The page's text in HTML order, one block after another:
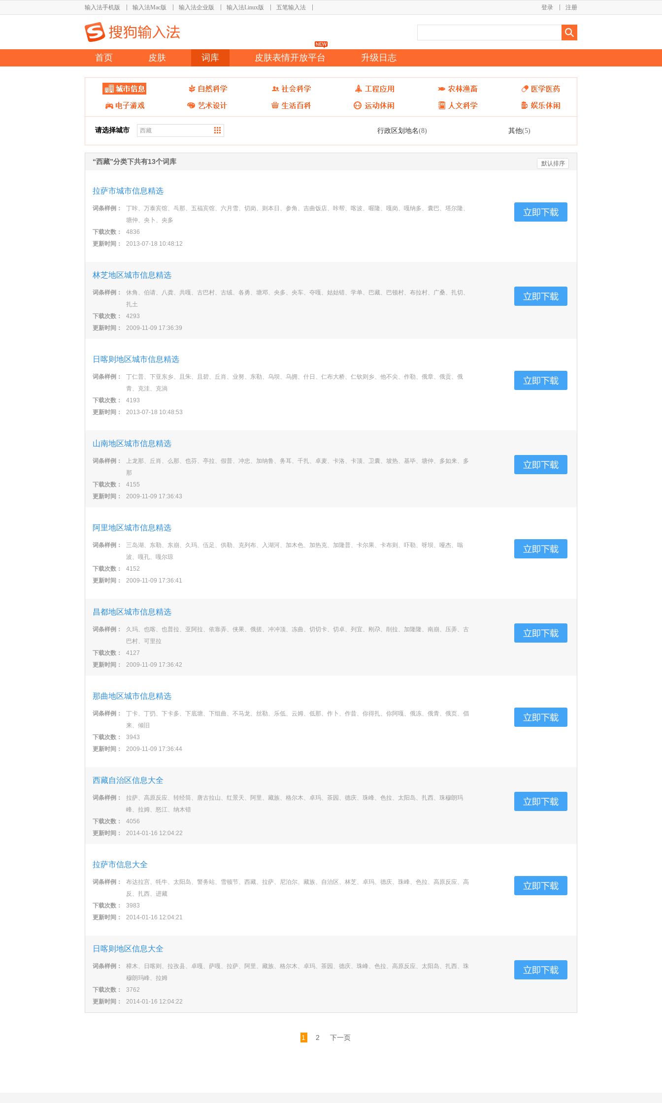
输入法手机版 输入法Mac版 输入法企业版 输入法Linux版 五笔输入法 注册
登录
首页 皮肤 词库 皮肤表情开放平台 升级日志
请选择城市 行政区划地名(8) 其他(5)
“西藏”分类下共有13个词库 默认排序
拉萨市城市信息精选
词条样例：
丁咔、万泰宾馆、乓那、五福宾馆、六月雪、切岗、则本日、参角、吉曲饭店、咔帮、喀波、喔隆、嘎岗、嘎纳多、囊巴、塔尔隆、
塘仲、央卜、央多
下载次数：
4836
更新时间：
2013-07-18 10:48:12
林芝地区城市信息精选
词条样例：
休角、伯请、八龚、共嘎、古巴村、古绒、各勇、塘邓、央多、央车、夺嘎、姑姑错、学单、巴藏、巴顿村、布拉村、广桑、扎切、
扎土
下载次数：
4293
更新时间：
2009-11-09 17:36:39
日喀则地区城市信息精选
词条样例：
丁仁普、下亚东乡、且朱、且碧、丘肖、业努、东勒、乌坝、乌拥、什日、仁布大桥、仁钦则乡、他不尖、作勒、俄章、俄贡、俄
青、克洼、克淌
下载次数：
4193
更新时间：
2013-07-18 10:48:53
山南地区城市信息精选
词条样例：
上龙那、丘肖、么那、也芬、亭拉、假普、冲忠、加纳鲁、务耳、千扎、卓麦、卡洛、卡顶、卫囊、坡热、基毕、塘仲、多如来、多
那
下载次数：
4155
更新时间：
2009-11-09 17:36:43
阿里地区城市信息精选
词条样例：
三岛湖、东勒、东崩、久玛、伍足、供勒、克列布、入湖河、加木色、加热克、加隆普、卡尔果、卡布则、吓勒、呀坝、哑杰、嗡
波、嘎孔、嘎尔琼
下载次数：
4152
更新时间：
2009-11-09 17:36:41
昌都地区城市信息精选
词条样例：
久玛、也喀、也普拉、亚阿拉、依靠弄、侠果、俄搓、冲冲顶、冻曲、切切卡、切卓、列宜、刚尕、削拉、加隆隆、南崩、压弄、古
巴村、可里拉
下载次数：
4127
更新时间：
2009-11-09 17:36:42
那曲地区城市信息精选
词条样例：
丁卡、丁扔、下卡多、下底塘、下组曲、不马龙、丝勒、乐低、云姆、低那、作卜、作昔、你得扎、你阿嘎、俄冻、俄青、俄页、倡
来、倾旧
下载次数：
3943
更新时间：
2009-11-09 17:36:44
西藏自治区信息大全
词条样例：
拉萨、高原反应、转经筒、唐古拉山、红景天、阿里、藏族、格尔木、卓玛、茶园、德庆、珠峰、色拉、太阳岛、扎西、珠穆朗玛
峰、拉姆、怒江、纳木错
下载次数：
4056
更新时间：
2014-01-16 12:04:22
拉萨市信息大全
词条样例：
布达拉宫、牦牛、太阳岛、警务站、雪顿节、西藏、拉萨、尼泊尔、藏族、自治区、林芝、卓玛、德庆、珠峰、色拉、高原反应、高
反、扎西、进藏
下载次数：
3983
更新时间：
2014-01-16 12:04:21
日喀则地区信息大全
词条样例：
樟木、日喀则、拉孜县、卓嘎、萨嘎、拉萨、阿里、藏族、格尔木、卓玛、茶园、德庆、珠峰、色拉、高原反应、太阳岛、扎西、珠
穆朗玛峰、拉姆
下载次数：
3762
更新时间：
2014-01-16 12:04:22
1 2 下一页